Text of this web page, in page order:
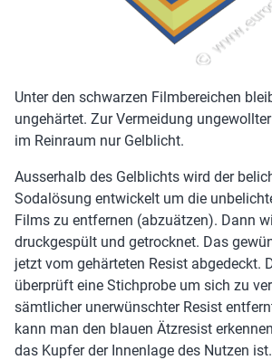
Unter den schwarzen Filmbereichen
ungehärtet. Zur Vermeidung
im Reinraum nur Gelblicht.
Ausserhalb des Gelblichts wird der
Sodalösung entwickelt um die
Films zu entfernen (abzuätzen). Dann
druckgespült und getrocknet. Das
jetzt vom gehärteten Resist abgedeckt.
überprüft eine Stichprobe um sich zu
sämtlicher unerwünschter Resist
kann man den blauen Ätzresist
das Kupfer der Innenlage des Nutzen ist.